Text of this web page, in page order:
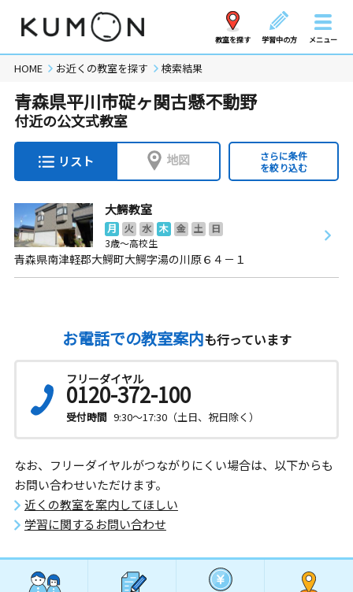
教室を探す 学習中の方 メニュー
HOME お近くの教室を探す 検索結果
青森県平川市碇ヶ関古懸不動野
付近の公文式教室
リスト 地図
さらに条件
を絞り込む
大鰐教室
月 火 水 木 金 土
日
3歳～高校生
青森県南津軽郡大鰐町大鰐字湯の川原６４－１
お電話での教室案内も行っています
フリーダイヤル
0120-372-100
受付時間 9:30～17:30（土日、祝日除く）
なお、フリーダイヤルがつながりにくい場合は、以下からも
お問い合わせいただけます。
近くの教室を案内してほしい
学習に関するお問い合わせ